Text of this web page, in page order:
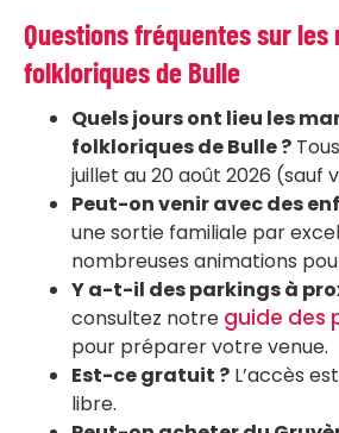
Questions fréquentes sur les
folkloriques de Bulle
Quels jours ont lieu les
folkloriques de Bulle ?
juillet au 20 août 2026 (sauf
Peut-on venir avec des
une sortie familiale par
nombreuses animations
Y a-t-il des parkings à
consultez notre guide des
pour préparer votre venue.
Est-ce gratuit ? L’accès
libre.